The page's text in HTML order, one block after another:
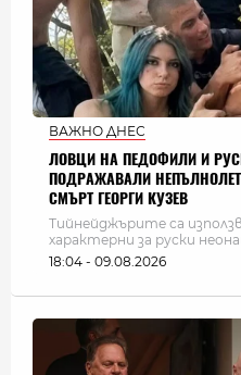
ВАЖНО ДНЕС
ЛОВЦИ НА ПЕДОФИЛИ И
ПОДРАЖАВАЛИ
СМЪРТ ГЕОРГИ КУЗЕВ
Тийнейджърите са
характерни за руски
18:04 - 09.08.2026